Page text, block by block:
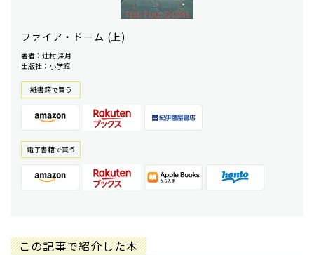
ファイア・ドーム (上)
著者：辻村 深月
出版社：小学館
紙書籍で買う
電⼦書籍で買う
この記事で紹介した本